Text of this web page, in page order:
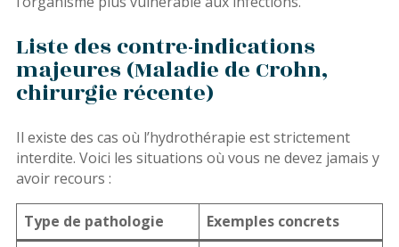
Liste des contre-indications
majeures (Maladie de Crohn,
chirurgie récente)
Il existe des cas où l’hydrothérapie est strictement
interdite. Voici les situations où vous ne devez jamais y
avoir recours :
Type de pathologie Exemples concrets